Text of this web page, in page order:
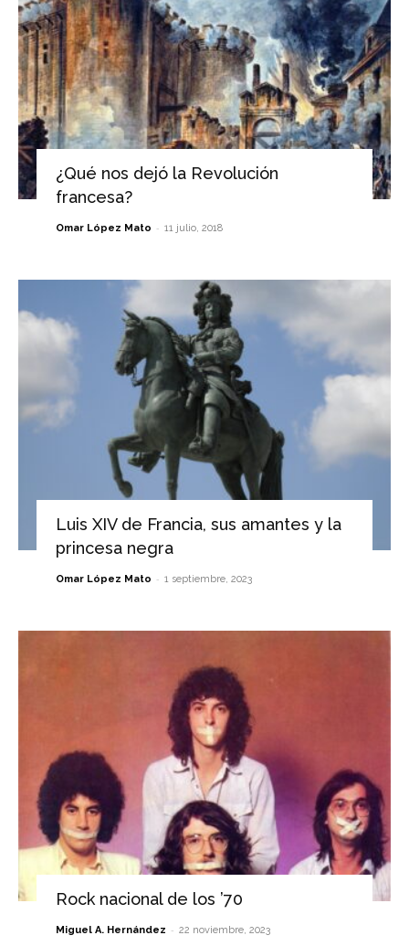
¿Qué nos dejó la Revolución
francesa?
Omar López Mato - 11 julio, 2018
Luis XIV de Francia, sus amantes y la
princesa negra
Omar López Mato - 1 septiembre, 2023
Rock nacional de los ’70
Miguel A. Hernández - 22 noviembre, 2023